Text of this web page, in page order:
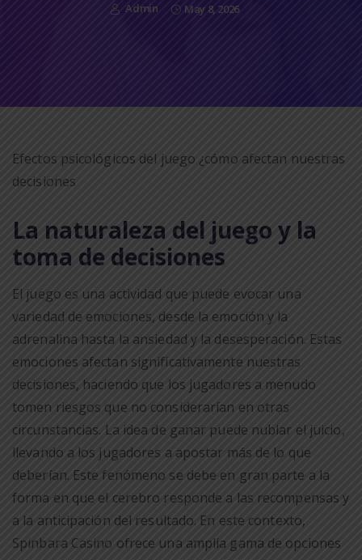
Admin May 8, 2026
Efectos psicológicos del juego ¿cómo afectan nuestras
decisiones
La naturaleza del juego y la
toma de decisiones
El juego es una actividad que puede evocar una
variedad de emociones, desde la emoción y la
adrenalina hasta la ansiedad y la desesperación. Estas
emociones afectan significativamente nuestras
decisiones, haciendo que los jugadores a menudo
tomen riesgos que no considerarían en otras
circunstancias. La idea de ganar puede nublar el juicio,
llevando a los jugadores a apostar más de lo que
deberían. Este fenómeno se debe en gran parte a la
forma en que el cerebro responde a las recompensas y
a la anticipación del resultado. En este contexto,
Spinbara Casino ofrece una amplia gama de opciones